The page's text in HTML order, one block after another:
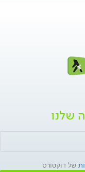
שלנו
של דוקטורס